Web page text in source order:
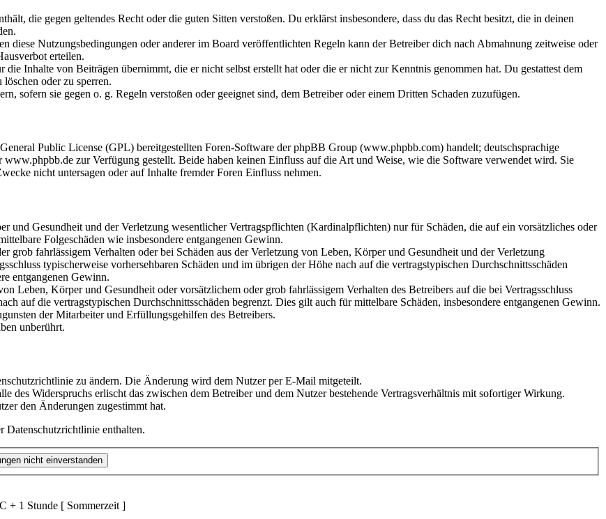
die gegen geltendes Recht oder die guten Sitten verstoßen. Du erklärst insbesondere, dass du das Recht besitzt, die in deinen
diese Nutzungsbedingungen oder anderer im Board veröffentlichten Regeln kann der Betreiber dich nach Abmahnung zeitweise oder
erteilen.
Inhalte von Beiträgen übernimmt, die er nicht selbst erstellt hat oder die er nicht zur Kenntnis genommen hat. Du gestattest dem
oder zu sperren.
sofern sie gegen o. g. Regeln verstoßen oder geeignet sind, dem Betreiber oder einem Dritten Schaden zuzufügen.
Public License (GPL) bereitgestellten Foren-Software der phpBB Group (www.phpbb.com) handelt; deutschsprachige
zur Verfügung gestellt. Beide haben keinen Einfluss auf die Art und Weise, wie die Software verwendet wird. Sie
nicht untersagen oder auf Inhalte fremder Foren Einfluss nehmen.
und Gesundheit und der Verletzung wesentlicher Vertragspflichten (Kardinalpflichten) nur für Schäden, die auf ein vorsätzliches oder
Folgeschäden wie insbesondere entgangenen Gewinn.
grob fahrlässigem Verhalten oder bei Schäden aus der Verletzung von Leben, Körper und Gesundheit und der Verletzung
typischerweise vorhersehbaren Schäden und im übrigen der Höhe nach auf die vertragstypischen Durchschnittsschäden
entgangenen Gewinn.
Leben, Körper und Gesundheit oder vorsätzlichem oder grob fahrlässigem Verhalten des Betreibers auf die bei Vertragsschluss
auf die vertragstypischen Durchschnittsschäden begrenzt. Dies gilt auch für mittelbare Schäden, insbesondere entgangenen Gewinn.
der Mitarbeiter und Erfüllungsgehilfen des Betreibers.
unberührt.
zu ändern. Die Änderung wird dem Nutzer per E-Mail mitgeteilt.
des Widerspruchs erlischt das zwischen dem Betreiber und dem Nutzer bestehende Vertragsverhältnis mit sofortiger Wirkung.
den Änderungen zugestimmt hat.
Datenschutzrichtlinie enthalten.
+ 1 Stunde [ Sommerzeit ]